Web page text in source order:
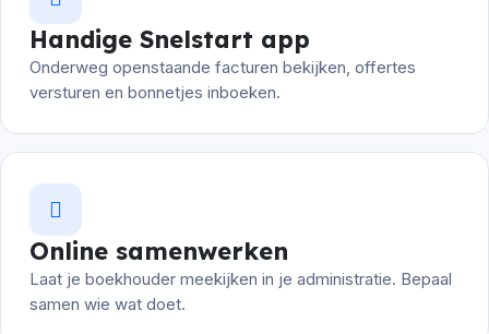
Handige Snelstart app
Onderweg openstaande facturen bekijken, offertes
versturen en bonnetjes inboeken.
Online samenwerken
Laat je boekhouder meekijken in je administratie. Bepaal
samen wie wat doet.